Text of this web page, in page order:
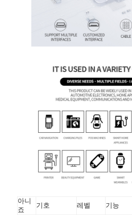
비디오
우리 에 관한 것
공장 투어
저희와 연락
아니
죠
기호 레벨
기능